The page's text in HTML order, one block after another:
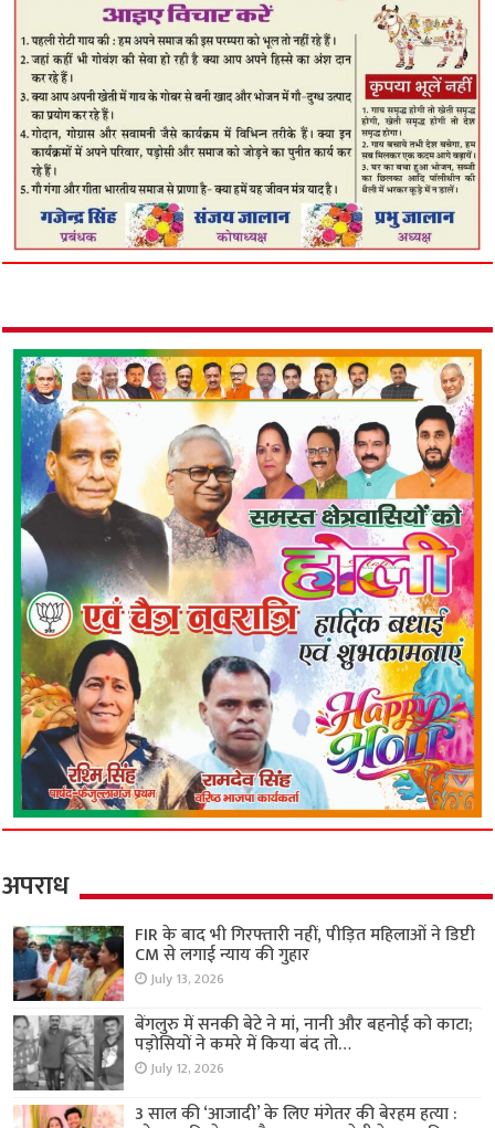
अपराध
FIR के बाद भी गिरफ्तारी नहीं, पीड़ित महिलाओं ने डिप्टी
CM से लगाई न्याय की गुहार
July 13, 2026
बेंगलुरु में सनकी बेटे ने मां, नानी और बहनोई को काटा;
पड़ोसियों ने कमरे में किया बंद तो…
July 12, 2026
3 साल की ‘आजादी’ के लिए मंगेतर की बेरहम हत्या :